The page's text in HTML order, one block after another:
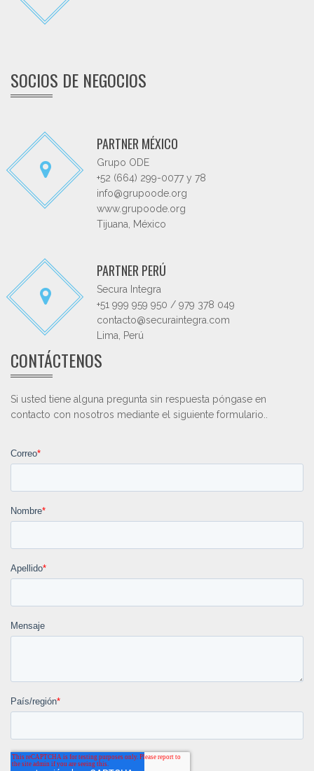
SOCIOS DE NEGOCIOS
PARTNER MÉXICO
Grupo ODE
+52 (664) 299-0077 y 78
info@grupoode.org
www.grupoode.org
Tijuana, México
PARTNER PERÚ
Secura Integra
+51 999 959 950 / 979 378 049
contacto@securaintegra.com
Lima, Perú
CONTÁCTENOS
Si usted tiene alguna pregunta sin respuesta póngase en
contacto con nosotros mediante el siguiente formulario..